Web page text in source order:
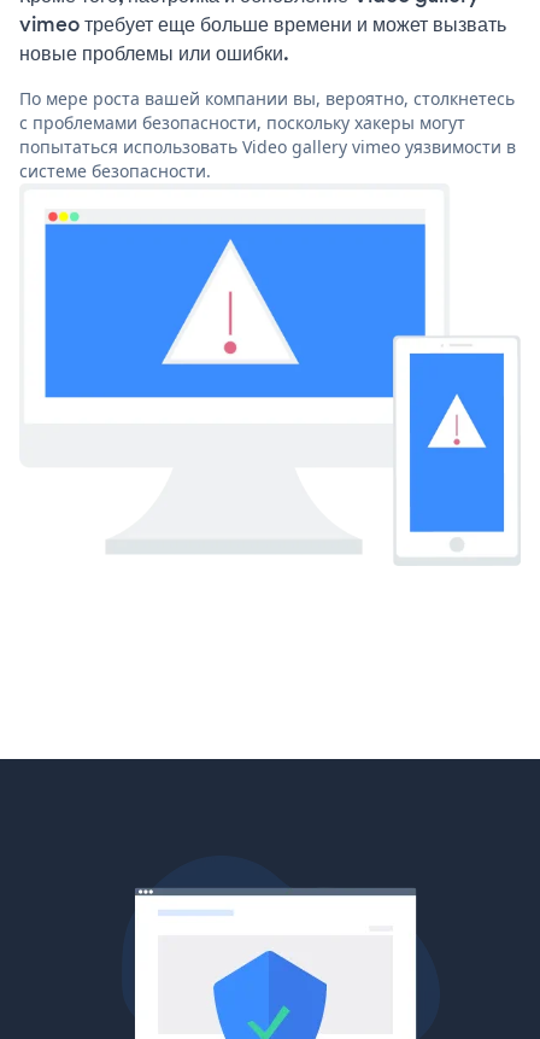
vimeo требует еще больше времени и может вызвать
новые проблемы или ошибки.
По мере роста вашей компании вы, вероятно, столкнетесь
с проблемами безопасности, поскольку хакеры могут
попытаться использовать Video gallery vimeo уязвимости в
системе безопасности.